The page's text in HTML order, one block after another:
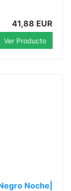
41,88 EUR
Ver Producto
Noche|